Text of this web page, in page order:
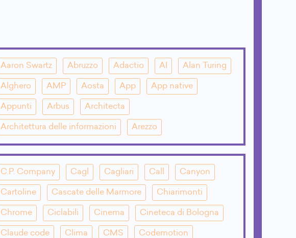
Aaron Swartz Abruzzo Adactio AI Alan Turing
Alghero AMP Aosta App App native
Appunti Arbus Architecta
Architettura delle informazioni Arezzo
C.P. Company Cagl Cagliari Call Canyon
Cartoline Cascate delle Marmore Chiarimonti
Chrome Ciclabili Cinema Cineteca di Bologna
Claude code Clima CMS Codemotion